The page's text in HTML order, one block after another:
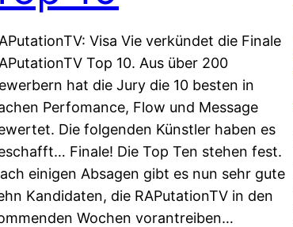
Visa Vie verkündet die Finale
Top 10. Aus über 200
hat die Jury die 10 besten in
Perfomance, Flow und Message
Die folgenden Künstler haben es
Finale! Die Top Ten stehen fest.
einigen Absagen gibt es nun sehr gute
Kandidaten, die RAPutationTV in den
Wochen vorantreiben…